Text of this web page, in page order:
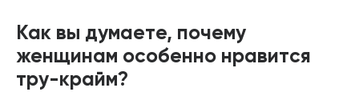
Как вы думаете, почему
женщинам особенно нравится
тру-крайм?